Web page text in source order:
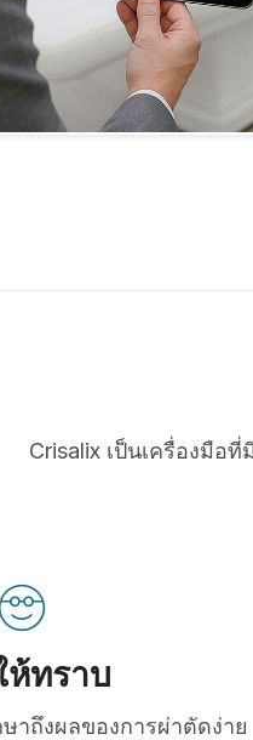
Crisalix เป็นเครื่องมื
ห้ทราบ
าถึงผลของการผ่าตัดง่าย